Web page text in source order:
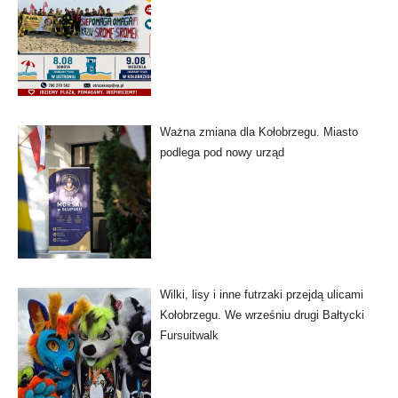
Ważna zmiana dla Kołobrzegu. Miasto
podlega pod nowy urząd
Wilki, lisy i inne futrzaki przejdą ulicami
Kołobrzegu. We wrześniu drugi Bałtycki
Fursuitwalk